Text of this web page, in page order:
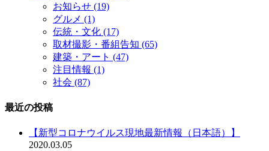
お知らせ (19)
グルメ (1)
伝統・文化 (17)
取材撮影・番組告知 (65)
建築・アート (47)
注目情報 (1)
社会 (87)
最近の投稿
【新型コロナウイルス現地最新情報（日本語）】
2020.03.05